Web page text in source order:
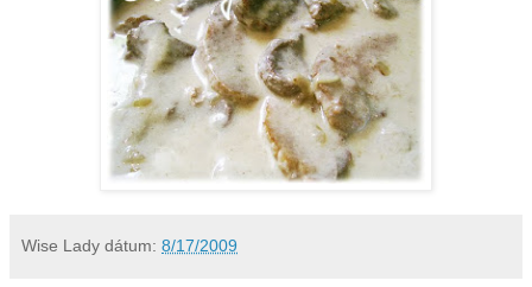
Wise Lady dátum: 8/17/2009